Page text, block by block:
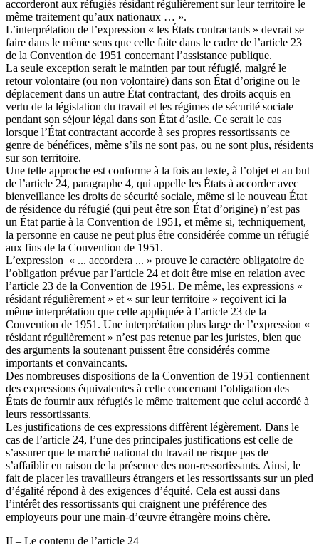
accorderont aux réfugiés résidant régulièrement sur leur territoire le
même traitement qu’aux nationaux … ».
L’interprétation de l’expression « les États contractants » devrait se
faire dans le même sens que celle faite dans le cadre de l’article 23
de la Convention de 1951 concernant l’assistance publique.
La seule exception serait le maintien par tout réfugié, malgré le
retour volontaire (ou non volontaire) dans son État d’origine ou le
déplacement dans un autre État contractant, des droits acquis en
vertu de la législation du travail et les régimes de sécurité sociale
pendant son séjour légal dans son État d’asile. Ce serait le cas
lorsque l’État contractant accorde à ses propres ressortissants ce
genre de bénéfices, même s’ils ne sont pas, ou ne sont plus, résidents
sur son territoire.
Une telle approche est conforme à la fois au texte, à l’objet et au but
de l’article 24, paragraphe 4, qui appelle les États à accorder avec
bienveillance les droits de sécurité sociale, même si le nouveau État
de résidence du réfugié (qui peut être son État d’origine) n’est pas
un État partie à la Convention de 1951, et même si, techniquement,
la personne en cause ne peut plus être considérée comme un réfugié
aux fins de la Convention de 1951.
L’expression « ... accordera ... » prouve le caractère obligatoire de
l’obligation prévue par l’article 24 et doit être mise en relation avec
l’article 23 de la Convention de 1951. De même, les expressions «
résidant régulièrement » et « sur leur territoire » reçoivent ici la
même interprétation que celle appliquée à l’article 23 de la
Convention de 1951. Une interprétation plus large de l’expression «
résidant régulièrement » n’est pas retenue par les juristes, bien que
des arguments la soutenant puissent être considérés comme
importants et convaincants.
Des nombreuses dispositions de la Convention de 1951 contiennent
des expressions équivalentes à celle concernant l’obligation des
États de fournir aux réfugiés le même traitement que celui accordé à
leurs ressortissants.
Les justifications de ces expressions diffèrent légèrement. Dans le
cas de l’article 24, l’une des principales justifications est celle de
s’assurer que le marché national du travail ne risque pas de
s’affaiblir en raison de la présence des non-ressortissants. Ainsi, le
fait de placer les travailleurs étrangers et les ressortissants sur un pied
d’égalité répond à des exigences d’équité. Cela est aussi dans
l’intérêt des ressortissants qui craignent une préférence des
employeurs pour une main-d’œuvre étrangère moins chère.
II – Le contenu de l’article 24